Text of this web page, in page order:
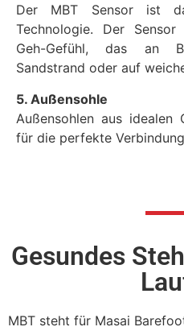
Der MBT Sensor ist
Technologie. Der
Geh-Gefühl, das an
Sandstrand oder auf
5. Außensohle
Außensohlen aus idealen
für die perfekte
Gesundes
MBT steht für Masai